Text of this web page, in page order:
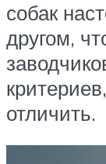
собак
другом,
отличить.